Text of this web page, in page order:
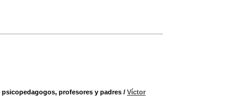
profesores y padres / Víctor